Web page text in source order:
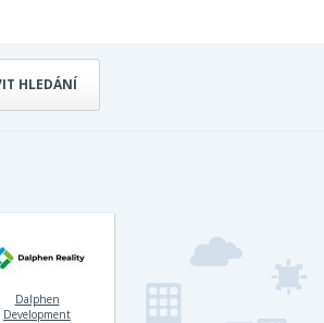
HLEDÁNÍ
Dalphen
Development